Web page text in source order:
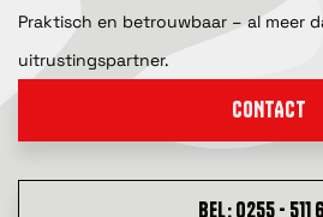
Praktisch en betrouwbaar – al meer
uitrustingspartner.
CONTACT
BEL: 0255 - 511